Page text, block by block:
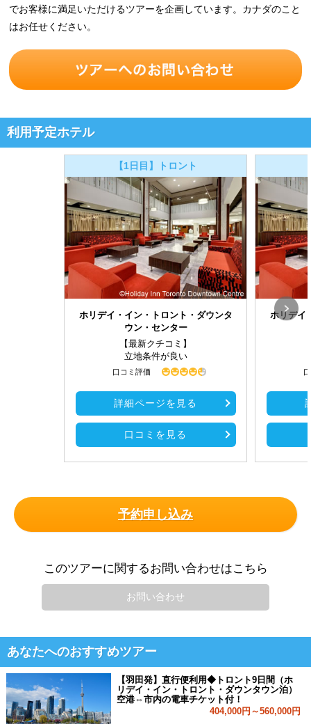
でお客様に満足いただけるツアーを企画しています。カナダのこと
はお任せください。
利用予定ホテル
【1日目】トロント
ホリデイ・イン・トロント・ダウンタ
ウン・センター
【最新クチコミ】
立地条件が良い
口コミ評価
詳細ページを見る
口コミを見る
ホリデイ
予約申し込み
このツアーに関するお問い合わせはこちら
お問い合わせ
あなたへのおすすめツアー
【羽田発】直行便利用◆トロント9日間（ホ
リデイ・イン・トロント・ダウンタウン泊）
空港⇔市内の電車チケット付！
404,000円～560,000円